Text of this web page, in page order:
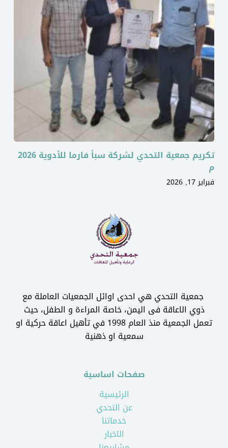
تكريم جمعية التحدي لشركة سبأ فارما للأدوية 2026
م
فبراير 17, 2026
جمعية التحدي هي احدى اوائل الجمعيات العاملة مع
ذوي الاعاقة فى اليمن، خاصة المراءة و الطفل، حيث
تعمل الجمعية منذ العام 1998 في تأهيل اعاقة حركية او
سمعية او ذهنية
صفحات اساسية
الرئيسية
عن التحدي
خدماتنا
الاخبار